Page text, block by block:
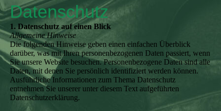
Datenschutz
1. Datenschutz auf einen Blick
Allgemeine Hinweise
Die folgenden Hinweise geben einen einfachen Überblick
darüber, was mit Ihren personenbezogenen Daten passiert, wenn
Sie unsere Website besuchen. Personenbezogene Daten sind alle
Daten, mit denen Sie persönlich identifiziert werden können.
Ausführliche Informationen zum Thema Datenschutz
entnehmen Sie unserer unter diesem Text aufgeführten
Datenschutzerklärung.